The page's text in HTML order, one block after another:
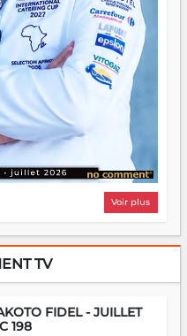
Voir plus
TV
FIDEL - JUILLET
198